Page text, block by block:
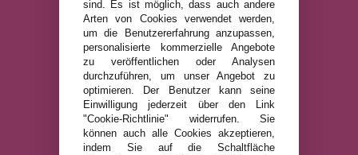
RECHTLICHE HINWEISE
DATENSCHUTZRICHTLINIE
COOKIE-RICHTLINIE
VERSAND UND RÜCKGABE
RÜCKGABE / WIDERRUF
sind. Es ist möglich, dass auch andere
Arten von Cookies verwendet werden,
um die Benutzererfahrung anzupassen,
personalisierte kommerzielle Angebote
zu veröffentlichen oder Analysen
durchzuführen, um unser Angebot zu
optimieren. Der Benutzer kann seine
Einwilligung jederzeit über den Link
"Cookie-Richtlinie" widerrufen. Sie
können auch alle Cookies akzeptieren,
indem Sie auf die Schaltfläche